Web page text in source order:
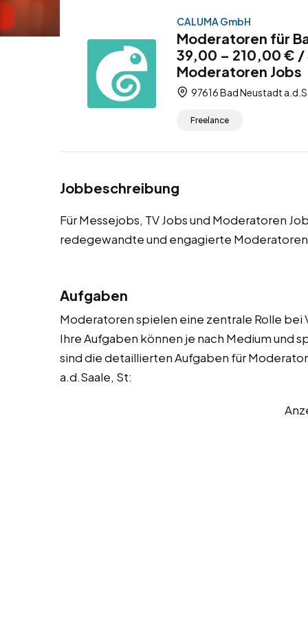
CALUMA GmbH
Moderatoren für
39,00 – 210,00 € /
Moderatoren Jobs
97616 Bad Neustadt
Freelance
Jobbeschreibung
Für Messejobs, TV Jobs und Moderatoren
redegewandte und engagierte
Aufgaben
Moderatoren spielen eine zentrale Rolle bei
Ihre Aufgaben können je nach Medium und
sind die detaillierten Aufgaben für
a.d.Saale, St: